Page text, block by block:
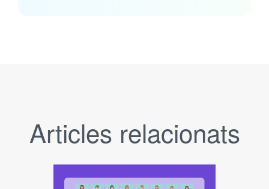
Articles relacionats